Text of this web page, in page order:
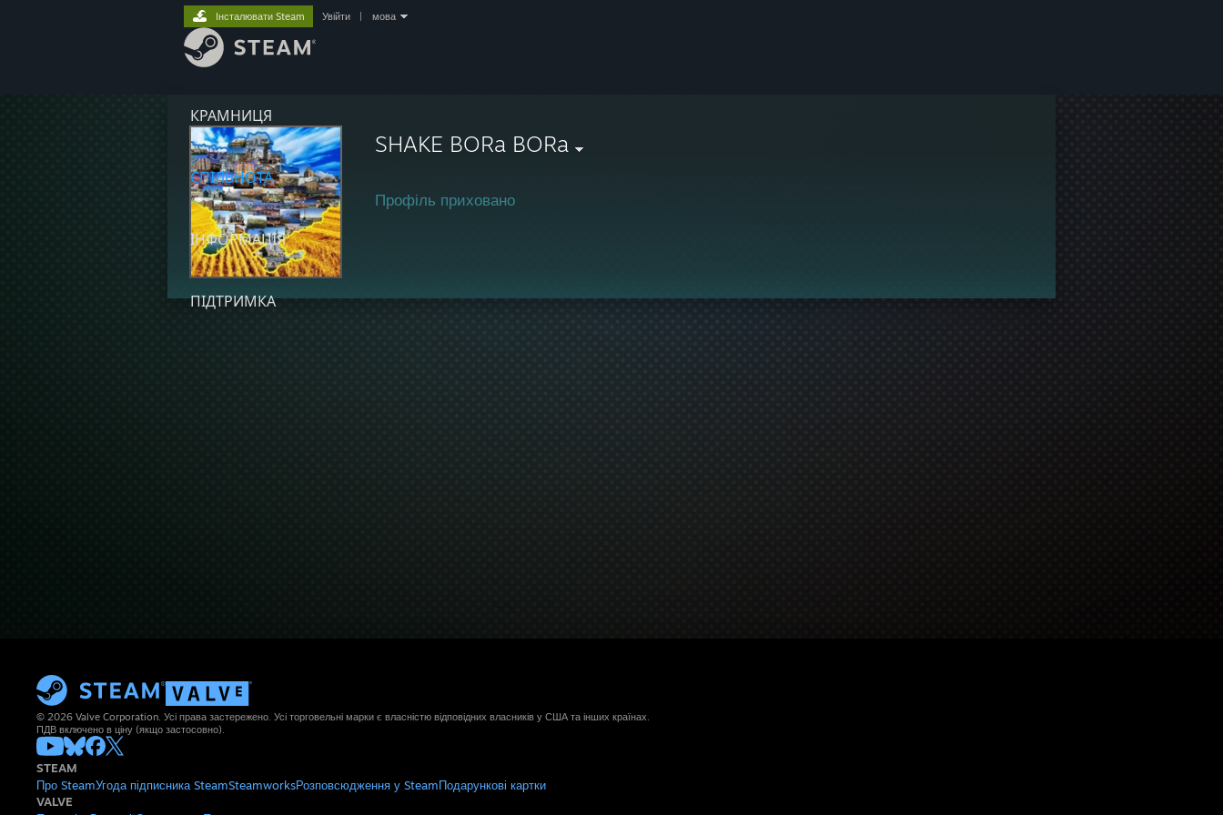
КРАМНИЦЯ
СПІЛЬНОТА
ІНФОРМАЦІЯ
ПІДТРИМКА
Інсталювати Steam Увійти мова
SHAKE BORa BORa
Профіль приховано
© 2026 Valve Corporation. Усі права застережено. Усі торговельні марки є власністю відповідних власників у США та інших країнах.
ПДВ включено в ціну (якщо застосовно).
STEAM
Про SteamУгода підписника SteamSteamworksРозповсюдження у SteamПодарункові картки
VALVE